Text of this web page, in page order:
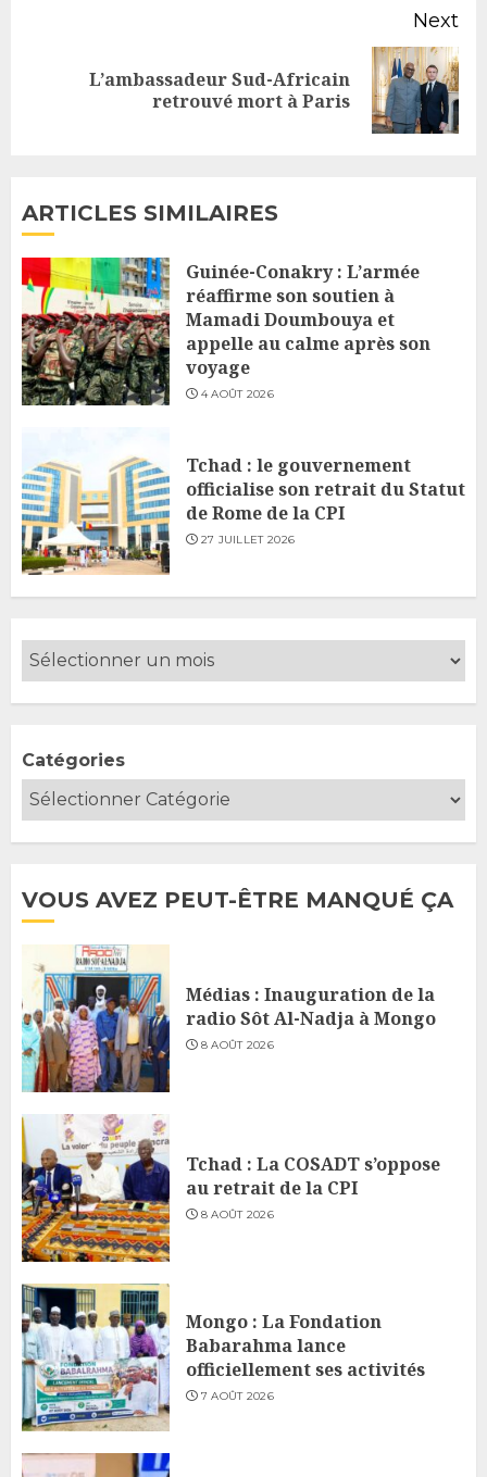
Next
L’ambassadeur Sud-Africain
retrouvé mort à Paris
ARTICLES SIMILAIRES
Guinée-Conakry : L’armée
réaffirme son soutien à
Mamadi Doumbouya et
appelle au calme après son
voyage
4 AOÛT 2026
Tchad : le gouvernement
officialise son retrait du Statut
de Rome de la CPI
27 JUILLET 2026
Catégories
VOUS AVEZ PEUT-ÊTRE MANQUÉ ÇA
Médias : Inauguration de la
radio Sôt Al-Nadja à Mongo
8 AOÛT 2026
Tchad : La COSADT s’oppose
au retrait de la CPI
8 AOÛT 2026
Mongo : La Fondation
Babarahma lance
officiellement ses activités
7 AOÛT 2026